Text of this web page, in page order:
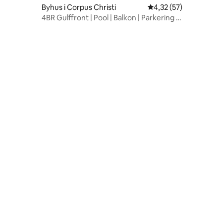
Byhus i Corpus Christi
4,32 ud af 5 i
4,32 (57)
4BR Gulffront | Pool | Balkon | Parkering i